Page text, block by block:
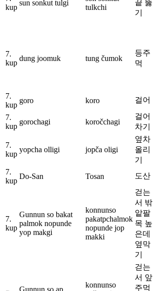
kup
sun sonkut tulgi
tulkchi
끝 뚫
기
7.
kup
dung joomuk tung čumok
등주
먹
7.
kup
goro koro 걸어
7.
kup
gorochagi koročchagi
걸어
차기
7.
kup
yopcha olligi jopča oligi
옆차
올리
기
7.
kup
Do-San Tosan 도산
7.
kup
Gunnun so bakat
palmok nopunde
yop makgi
konnunso
pakatpchalmok
nopunde jop
makki
걷는
서 밖
앝팔
목 높
은데
옆막
기
Gunnun so ap
konnunso
걷는
서 앞
주먹